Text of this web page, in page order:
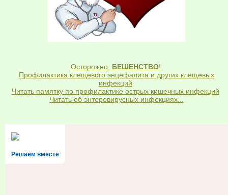
Осторожно, БЕШЕНСТВО!
Профилактика клещевого энцефалита и других клещевых
инфекций
Читать памятку по профилактике острых кишечных инфекций
Читать об энтеровирусных инфекциях...
Решаем вместе